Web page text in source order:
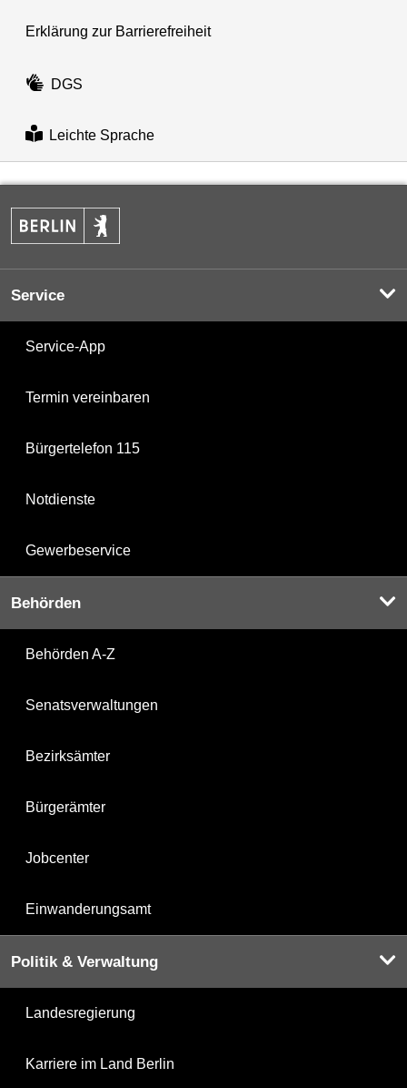
Erklärung zur Barrierefreiheit
DGS
Leichte Sprache
Service
Service-App
Termin vereinbaren
Bürgertelefon 115
Notdienste
Gewerbeservice
Behörden
Behörden A-Z
Senatsverwaltungen
Bezirksämter
Bürgerämter
Jobcenter
Einwanderungsamt
Politik & Verwaltung
Landesregierung
Karriere im Land Berlin